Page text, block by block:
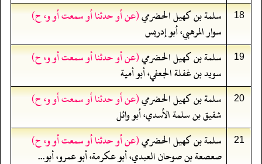
18 سلمة بن كهيل الحضرمي(عن أو حدثنا أو سمعت أو و، ح)
سوار المرهبي، أبو إدريس
19 سلمة بن كهيل الحضرمي(عن أو حدثنا أو سمعت أو و، ح)
سويد بن غفلة الجعفي، أبو أمية
20 سلمة بن كهيل الحضرمي(عن أو حدثنا أو سمعت أو و، ح)
شقيق بن سلمة الأسدي، أبو وائل
21 سلمة بن كهيل الحضرمي(عن أو حدثنا أو سمعت أو و، ح)
صعصعة بن صوحان العبدي، أبو عكرمة، أبو عمرو، أبو...